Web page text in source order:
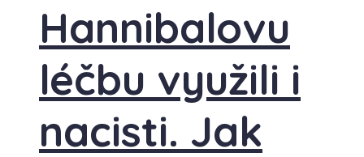
Hannibalovu
léčbu využili i
nacisti. Jak